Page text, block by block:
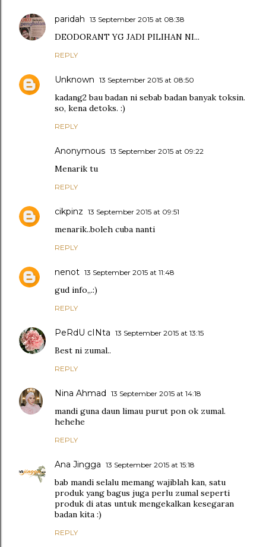
paridah 13 September 2015 at 08:38
DEODORANT YG JADI PILIHAN NI...
REPLY
Unknown 13 September 2015 at 08:50
kadang2 bau badan ni sebab badan banyak toksin.
so, kena detoks. :)
REPLY
Anonymous 13 September 2015 at 09:22
Menarik tu
REPLY
cikpinz 13 September 2015 at 09:51
menarik..boleh cuba nanti
REPLY
nenot 13 September 2015 at 11:48
gud info,,.:)
REPLY
PeRdU cINta 13 September 2015 at 13:15
Best ni zumal..
REPLY
Nina Ahmad 13 September 2015 at 14:18
mandi guna daun limau purut pon ok zumal.
hehehe
REPLY
Ana Jingga 13 September 2015 at 15:18
bab mandi selalu memang wajiblah kan, satu
produk yang bagus juga perlu zumal seperti
produk di atas untuk mengekalkan kesegaran
badan kita :)
REPLY